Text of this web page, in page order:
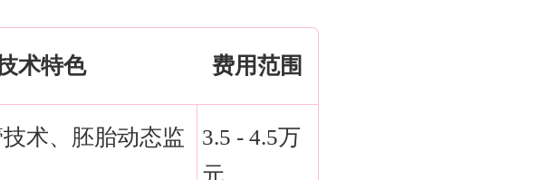
术特色 费用范围
术、胚胎动态监
3.5 - 4.5万